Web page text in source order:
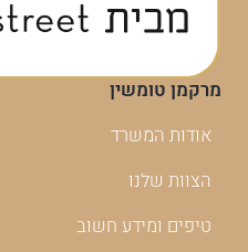
מרקמן טומשין
אודות המשרד
הצוות שלנו
טיפים ומידע חשוב